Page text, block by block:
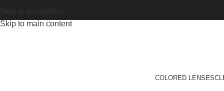
Skip to main content
COLORED LENSES